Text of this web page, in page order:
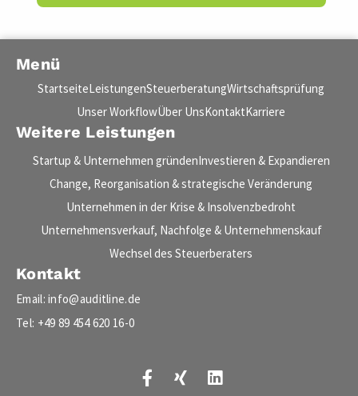
Weitere Leistungen
Startup & Unternehmen gründenInvestieren & Expandieren
Change, Reorganisation & strategische Veränderung
Unternehmen in der Krise & Insolvenzbedroht
Unternehmensverkauf, Nachfolge & Unternehmenskauf
Wechsel des Steuerberaters
Menü
StartseiteLeistungenSteuerberatungWirtschaftsprüfung
Unser WorkflowÜber UnsKontaktKarriere
Kontakt
Email: info@auditline.de
Tel: +49 89 454 620 16-0